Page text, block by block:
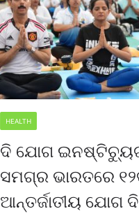
HEALTH
ଦି ଯୋଗ
ସମଗ୍ର ଭାରତରେ
ଆନ୍ତର୍ଜାତୀୟ ଯୋଗ